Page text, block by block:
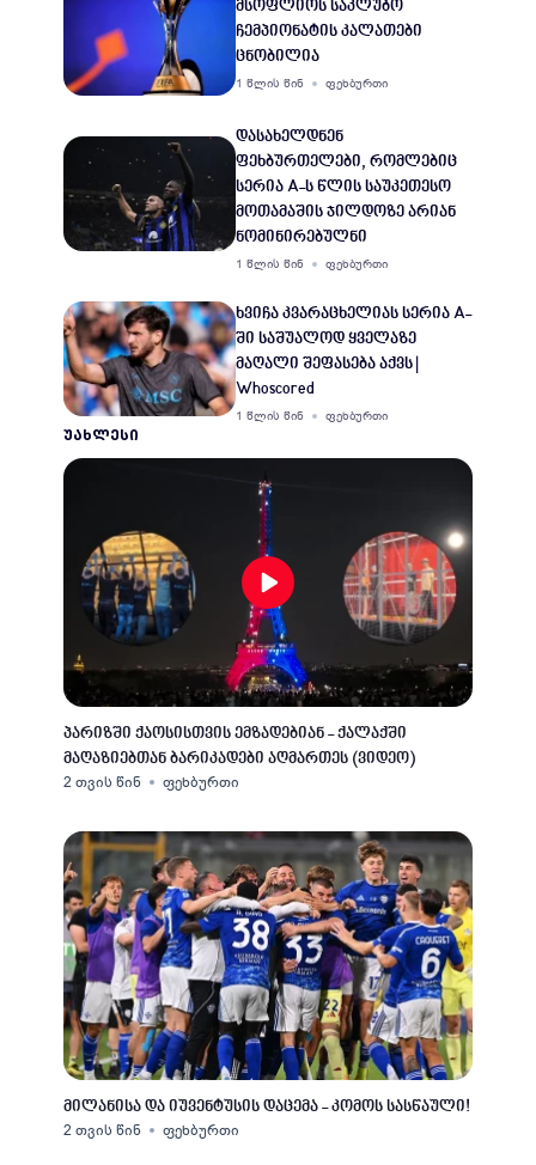
მსოფლიოს საკლუბო
ჩემპიონატის კალათები
ცნობილია
1 წლის წინ ფეხბურთი
დასახელდნენ
ფეხბურთელები, რომლებიც
სერია A-ს წლის საუკეთესო
მოთამაშის ჯილდოზე არიან
ნომინირებულნი
1 წლის წინ ფეხბურთი
ხვიჩა კვარაცხელიას სერია A-
ში საშუალოდ ყველაზე
მაღალი შეფასება აქვს |
Whoscored
1 წლის წინ ფეხბურთი
ᲣᲐᲮᲚᲔᲡᲘ
პარიზში ქაოსისთვის ემზადებიან - ქალაქში
მაღაზიებთან ბარიკადები აღმართეს (ვიდეო)
2 თვის წინ ფეხბურთი
მილანისა და იუვენტუსის დაცემა - კომოს სასწაული!
2 თვის წინ ფეხბურთი